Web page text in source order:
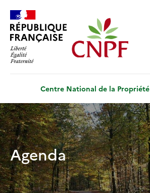
contenu
principal
Centre National de la
Agenda